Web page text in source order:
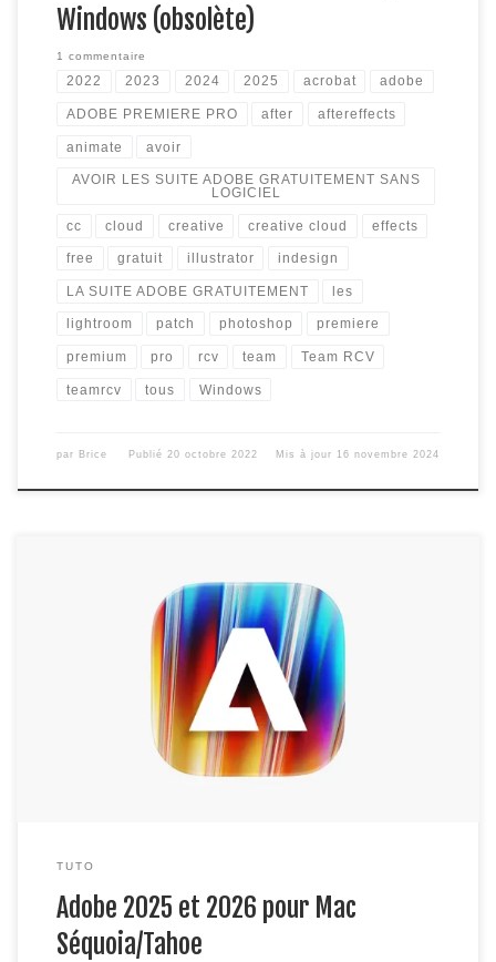
Windows (obsolète)
1 commentaire
2022 2023 2024 2025 acrobat adobe
ADOBE PREMIERE PRO after aftereffects
animate avoir
AVOIR LES SUITE ADOBE GRATUITEMENT SANS
LOGICIEL
cc cloud creative creative cloud effects
free gratuit illustrator indesign
LA SUITE ADOBE GRATUITEMENT les
lightroom patch photoshop premiere
premium pro rcv team Team RCV
teamrcv tous Windows
par Brice Publié20 octobre 2022 Mis à jour 16 novembre 2024
Voici la toute nouvelle procédure concernant la récupération et
l’installation d’Adobe 2025 et 2026 pour Mac OS X,
compatible Sonoma, Séquoia et Tahoe. Un récapitulatif sera
indiqué plus bas dans le tuto, au niveau de la partie Faq ainsi
que les anciennes versions 2024. Version pour Windows,
cliquez ici. Dans […]
TUTO
Adobe 2025 et 2026 pour Mac
Séquoia/Tahoe